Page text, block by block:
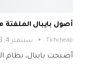
أصول بايبال الملفتة
Tichcheap سبتمبر 4, 2023
أصبحت بايبال، نظام